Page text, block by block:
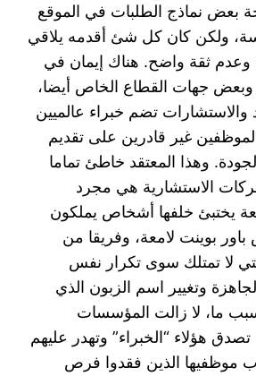
بعض نماذج الطلبات في الموقع
ولكن كان كل شئ أقدمه يلاقي
وعدم ثقة واضح. هناك إيمان في
وبعض جهات القطاع الخاص أيضا،
والاستشارات تضم خبراء عالميين
غير قادرين على تقديم
وهذا المعتقد خاطئ تماما
الاستشارية هي مجرد
يختبئ خلفها أشخاص يملكون
بوينت لامعة، وفريقا من
لا تمتلك سوى تكرار نفس
وتغيير اسم الزبون الذي
ما، لا زالت المؤسسات
هؤلاء “الخبراء” وتهدر عليهم
موظفيها الذين فقدوا فرص